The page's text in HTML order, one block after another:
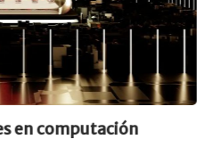
en computación